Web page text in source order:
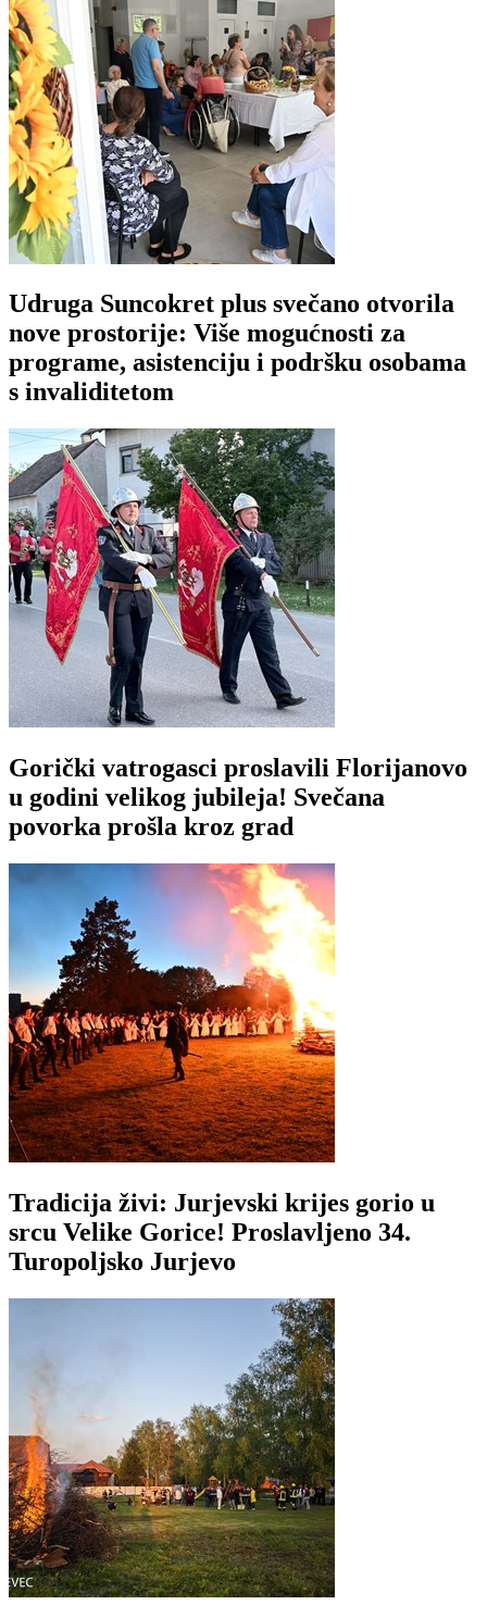
Udruga Suncokret plus svečano otvorila
nove prostorije: Više mogućnosti za
programe, asistenciju i podršku osobama
s invaliditetom
Gorički vatrogasci proslavili Florijanovo
u godini velikog jubileja! Svečana
povorka prošla kroz grad
Tradicija živi: Jurjevski krijes gorio u
srcu Velike Gorice! Proslavljeno 34.
Turopoljsko Jurjevo